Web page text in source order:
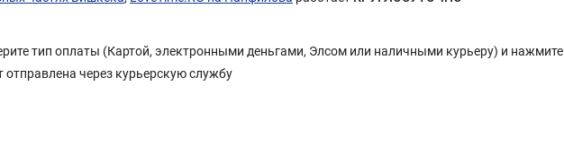
тип оплаты (Картой, электронными деньгами, Элсом или наличными курьеру) и нажмите
через курьерскую службу